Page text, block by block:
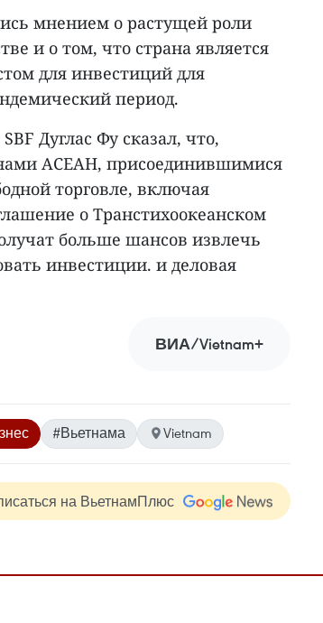
мнением о растущей роли
и о том, что страна является
для инвестиций для
период.
Дуглас Фу сказал, что,
АСЕАН, присоединившимися
торговле, включая
о Транстихоокеанском
больше шансов извлечь
инвестиции. и деловая
ВИА/Vietnam+
#Вьетнама Vietnam
на ВьетнамПлюс